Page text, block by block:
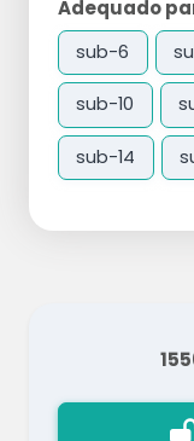
Adequado
sub-6
sub-10
sub-14